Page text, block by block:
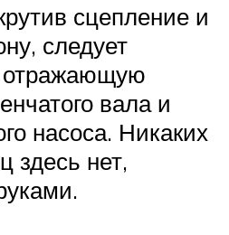
сцепление и
следует
отражающую
вала и
насоса. Никаких
здесь нет,